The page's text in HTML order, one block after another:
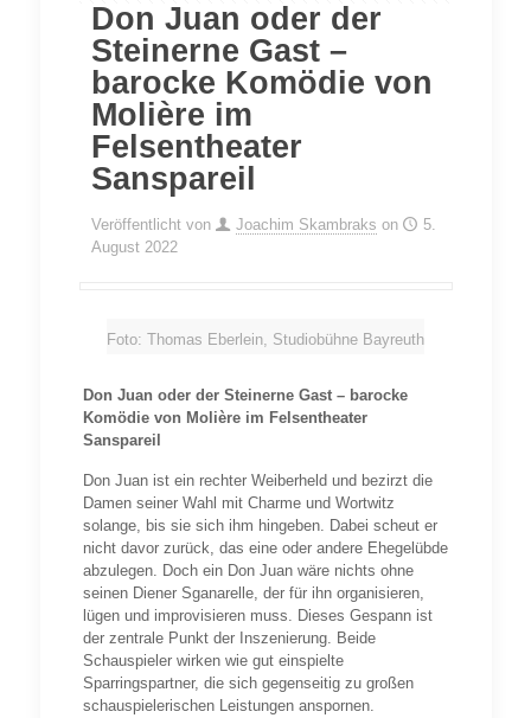
Don Juan oder der
Steinerne Gast –
barocke Komödie von
Molière im
Felsentheater
Sanspareil
Veröffentlicht von Joachim Skambraks on
5.
August 2022
Foto: Thomas Eberlein, Studiobühne Bayreuth
Don Juan oder der Steinerne Gast – barocke
Komödie von Molière im Felsentheater
Sanspareil
Don Juan ist ein rechter Weiberheld und bezirzt die
Damen seiner Wahl mit Charme und Wortwitz
solange, bis sie sich ihm hingeben. Dabei scheut er
nicht davor zurück, das eine oder andere Ehegelübde
abzulegen. Doch ein Don Juan wäre nichts ohne
seinen Diener Sganarelle, der für ihn organisieren,
lügen und improvisieren muss. Dieses Gespann ist
der zentrale Punkt der Inszenierung. Beide
Schauspieler wirken wie gut einspielte
Sparringspartner, die sich gegenseitig zu großen
schauspielerischen Leistungen anspornen.